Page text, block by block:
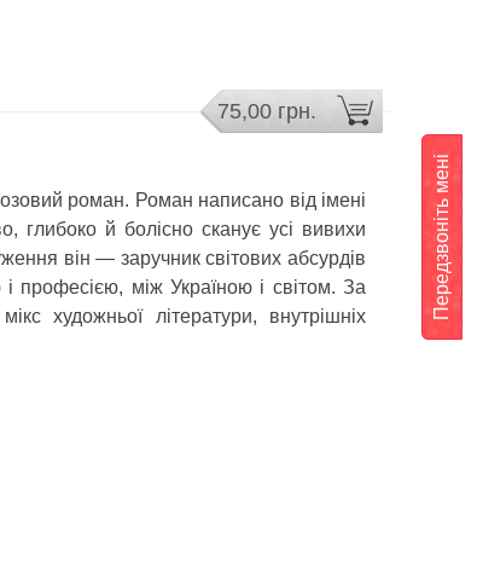
Передзвоніть мені
75,00 грн.
роман. Роман написано від імені
глибоко й болісно сканує усі вивихи
він — заручник світових абсурдів
професією, між Україною і світом. За
художньої літератури, внутрішніх